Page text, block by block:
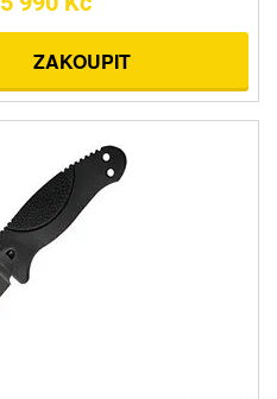
ZAKOUPIT